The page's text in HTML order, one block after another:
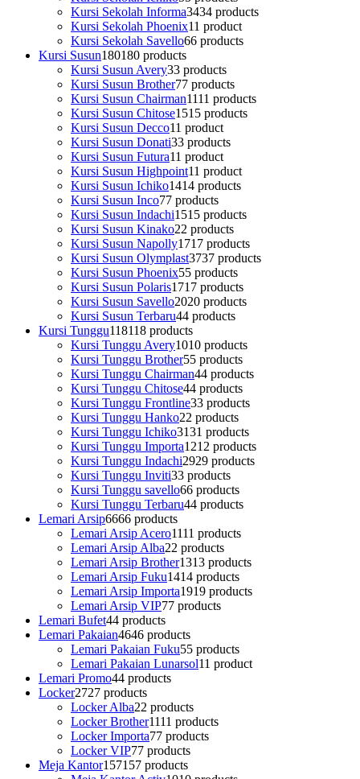
Kursi Sekolah Informa3434 products
Kursi Sekolah Phoenix11 product
Kursi Sekolah Savello66 products
Kursi Susun180180 products
Kursi Susun Avery33 products
Kursi Susun Brother77 products
Kursi Susun Chairman1111 products
Kursi Susun Chitose1515 products
Kursi Susun Decco11 product
Kursi Susun Donati33 products
Kursi Susun Futura11 product
Kursi Susun Highpoint11 product
Kursi Susun Ichiko1414 products
Kursi Susun Inco77 products
Kursi Susun Indachi1515 products
Kursi Susun Kinako22 products
Kursi Susun Napolly1717 products
Kursi Susun Olymplast3737 products
Kursi Susun Phoenix55 products
Kursi Susun Polaris1717 products
Kursi Susun Savello2020 products
Kursi Susun Terbaru44 products
Kursi Tunggu118118 products
Kursi Tunggu Avery1010 products
Kursi Tunggu Brother55 products
Kursi Tunggu Chairman44 products
Kursi Tunggu Chitose44 products
Kursi Tunggu Frontline33 products
Kursi Tunggu Hanko22 products
Kursi Tunggu Ichiko3131 products
Kursi Tunggu Importa1212 products
Kursi Tunggu Indachi2929 products
Kursi Tunggu Inviti33 products
Kursi Tunggu savello66 products
Kursi Tunggu Terbaru44 products
Lemari Arsip6666 products
Lemari Arsip Acero1111 products
Lemari Arsip Alba22 products
Lemari Arsip Brother1313 products
Lemari Arsip Fuku1414 products
Lemari Arsip Importa1919 products
Lemari Arsip VIP77 products
Lemari Bufet44 products
Lemari Pakaian4646 products
Lemari Pakaian Fuku55 products
Lemari Pakaian Lunarsol11 product
Lemari Promo44 products
Locker2727 products
Locker Alba22 products
Locker Brother1111 products
Locker Importa77 products
Locker VIP77 products
Meja Kantor157157 products